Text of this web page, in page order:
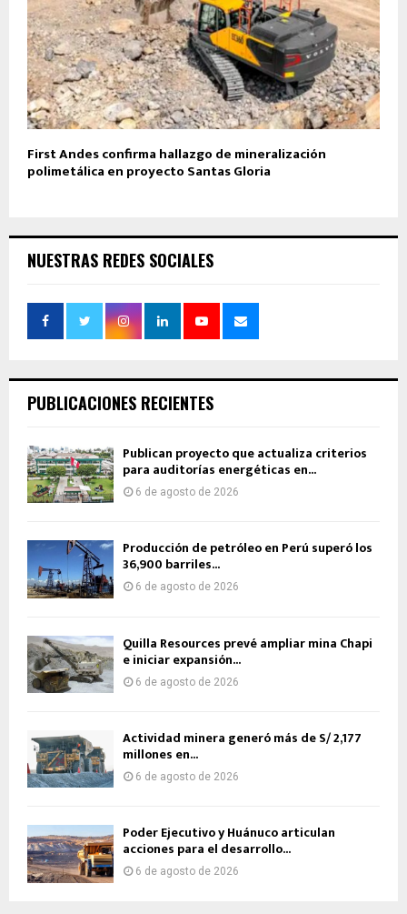
First Andes confirma hallazgo de mineralización
polimetálica en proyecto Santas Gloria
NUESTRAS REDES SOCIALES
PUBLICACIONES RECIENTES
Publican proyecto que actualiza criterios
para auditorías energéticas en...
6 de agosto de 2026
Producción de petróleo en Perú superó los
36,900 barriles...
6 de agosto de 2026
Quilla Resources prevé ampliar mina Chapi
e iniciar expansión...
6 de agosto de 2026
Actividad minera generó más de S/ 2,177
millones en...
6 de agosto de 2026
Poder Ejecutivo y Huánuco articulan
acciones para el desarrollo...
6 de agosto de 2026